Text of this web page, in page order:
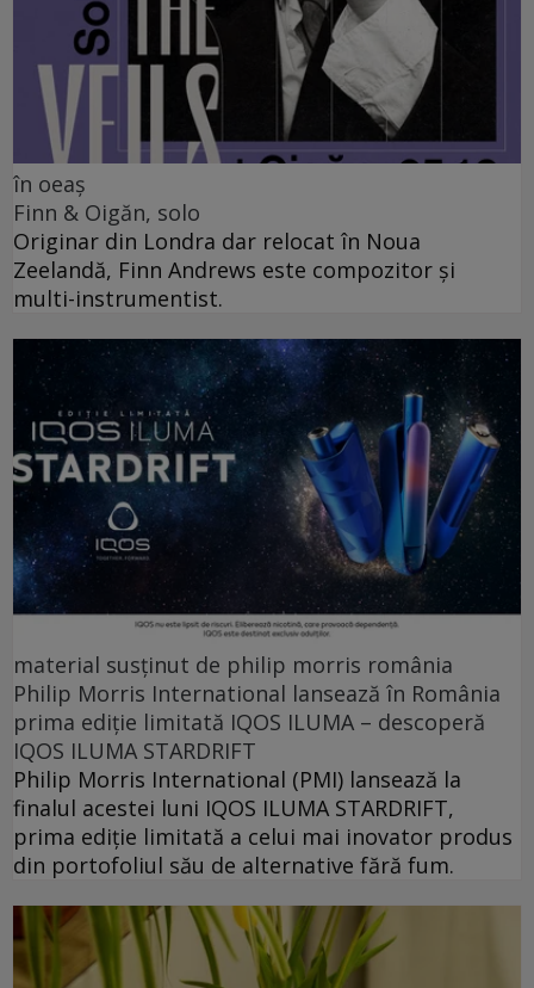
în oeaș
Finn & Oigăn, solo
Originar din Londra dar relocat în Noua
Zeelandă, Finn Andrews este compozitor și
multi-instrumentist.
material susținut de philip morris românia
Philip Morris International lansează în România
prima ediție limitată IQOS ILUMA – descoperă
IQOS ILUMA STARDRIFT
Philip Morris International (PMI) lansează la
finalul acestei luni IQOS ILUMA STARDRIFT,
prima ediție limitată a celui mai inovator produs
din portofoliul său de alternative fără fum.